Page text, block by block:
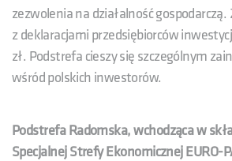
zezwolenia na działalność gospodarczą.
z deklaracjami przedsiębiorców
zł. Podstrefa cieszy się szczególnym
wśród polskich inwestorów.
Podstrefa Radomska, wchodząca w
Specjalnej Strefy Ekonomicznej EURO-